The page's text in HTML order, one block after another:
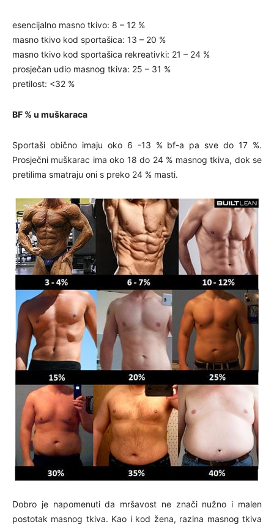
esencijalno masno tkivo: 8 – 12 %
masno tkivo kod sportašica: 13 – 20 %
masno tkivo kod sportašica rekreativki: 21 – 24 %
prosječan udio masnog tkiva: 25 – 31 %
pretilost: <32 %
BF % u muškaraca
Sportaši obično imaju oko 6 -13 % bf-a pa sve do 17 %.
Prosječni muškarac ima oko 18 do 24 % masnog tkiva, dok se
pretilima smatraju oni s preko 24 % masti.
Dobro je napomenuti da mršavost ne znači nužno i malen
postotak masnog tkiva. Kao i kod žena, razina masnog tkiva